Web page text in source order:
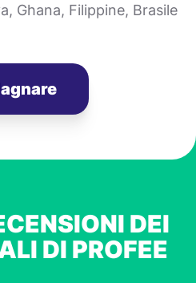
Ghana, Filippine, Brasile
DEI
DI PROFEE